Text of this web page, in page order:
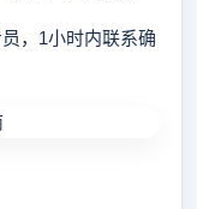
，1小时内联系确